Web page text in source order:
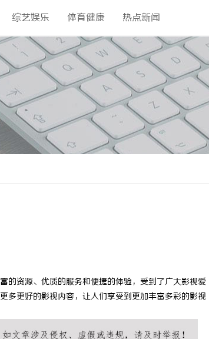
综艺娱乐 体育健康 热点新闻
的资源、优质的服务和便捷的体验，受到了广大影视爱
多更好的影视内容，让人们享受到更加丰富多彩的影视